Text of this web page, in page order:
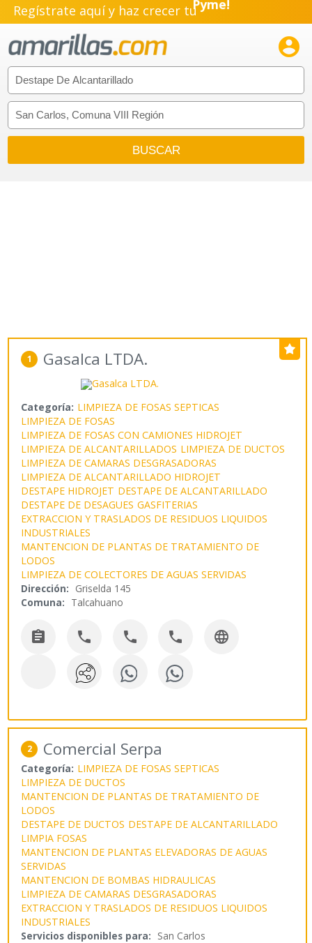
Regístrate aquí y haz crecer tuEmprendimiento!

1 Gasalca LTDA.
Categoría: LIMPIEZA DE FOSAS SEPTICAS
LIMPIEZA DE FOSAS
LIMPIEZA DE FOSAS CON CAMIONES HIDROJET
LIMPIEZA DE ALCANTARILLADOS LIMPIEZA DE DUCTOS
LIMPIEZA DE CAMARAS DESGRASADORAS
LIMPIEZA DE ALCANTARILLADO HIDROJET
DESTAPE HIDROJET DESTAPE DE ALCANTARILLADO
DESTAPE DE DESAGUES GASFITERIAS
EXTRACCION Y TRASLADOS DE RESIDUOS LIQUIDOS
INDUSTRIALES
MANTENCION DE PLANTAS DE TRATAMIENTO DE
LODOS
LIMPIEZA DE COLECTORES DE AGUAS SERVIDAS
Dirección: Griselda 145
Comuna: Talcahuano
    
2 Comercial Serpa
Categoría: LIMPIEZA DE FOSAS SEPTICAS
LIMPIEZA DE DUCTOS
MANTENCION DE PLANTAS DE TRATAMIENTO DE
LODOS
DESTAPE DE DUCTOS DESTAPE DE ALCANTARILLADO
LIMPIA FOSAS
MANTENCION DE PLANTAS ELEVADORAS DE AGUAS
SERVIDAS
MANTENCION DE BOMBAS HIDRAULICAS
LIMPIEZA DE CAMARAS DESGRASADORAS
EXTRACCION Y TRASLADOS DE RESIDUOS LIQUIDOS
INDUSTRIALES
Servicios disponibles para: San Carlos